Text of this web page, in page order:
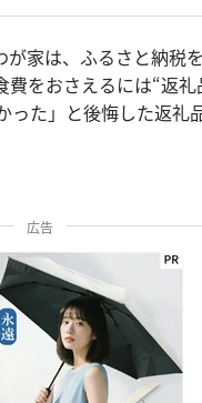
家は、ふるさと納税
をおさえるには“返礼
た」と後悔した返礼
広告